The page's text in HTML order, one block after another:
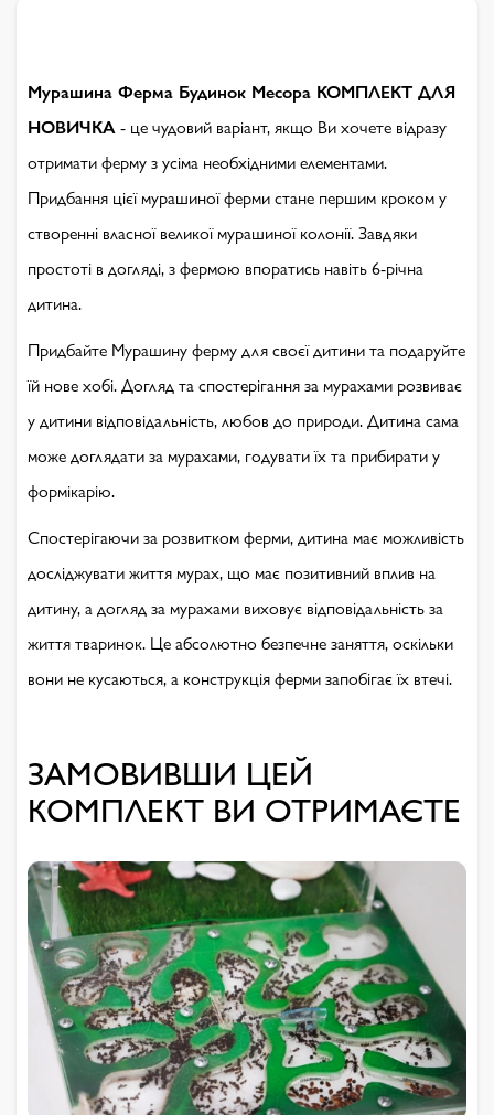
Мурашина Ферма Будинок Месора КОМПЛЕКТ ДЛЯ
НОВИЧКА- це чудовий варіант, якщо Ви хочете відразу
отримати ферму з усіма необхідними елементами.
Придбання цієї мурашиної ферми стане першим кроком у
створенні власної великої мурашиної колонії. Завдяки
простоті в догляді, з фермою впоратись навіть 6-річна
дитина.
Придбайте Мурашину ферму для своєї дитини та подаруйте
їй нове хобі. Догляд та спостерігання за мурахами розвиває
у дитини відповідальність, любов до природи. Дитина сама
може доглядати за мурахами, годувати їх та прибирати у
формікарію.
Спостерігаючи за розвитком ферми, дитина має можливість
досліджувати життя мурах, що має позитивний вплив на
дитину, а догляд за мурахами виховує відповідальність за
життя тваринок. Це абсолютно безпечне заняття, оскільки
вони не кусаються, а конструкція ферми запобігає їх втечі.
ЗАМОВИВШИ ЦЕЙ
КОМПЛЕКТ ВИ ОТРИМАЄТЕ